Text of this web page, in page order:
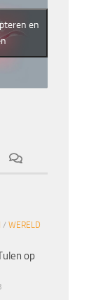
en
/ WERELD
op